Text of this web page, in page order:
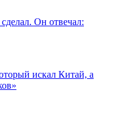
Он отвечал:
искал Китай, а